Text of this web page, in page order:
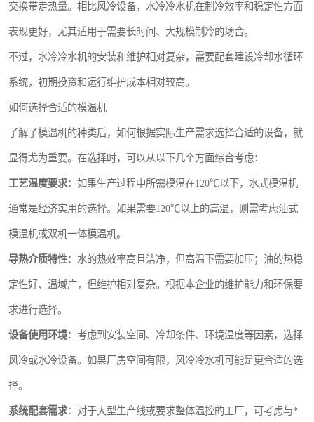
交换带走热量。相比风冷设备，水冷冷水机在制冷效率和稳定性方面
表现更好，尤其适用于需要长时间、大规模制冷的场合。
不过，水冷冷水机的安装和维护相对复杂，需要配套建设冷却水循环
系统，初期投资和运行维护成本相对较高。
如何选择合适的模温机
了解了模温机的种类后，如何根据实际生产需求选择合适的设备，就
显得尤为重要。在选择时，可以从以下几个方面综合考虑：
工艺温度要求：如果生产过程中所需模温在120℃以下，水式模温机
通常是经济实用的选择。如果需要120℃以上的高温，则需考虑油式
模温机或双机一体模温机。
导热介质特性：水的热效率高且洁净，但高温下需要加压；油的热稳
定性好、温域广，但维护相对复杂。根据本企业的维护能力和环保要
求进行选择。
设备使用环境：考虑到安装空间、冷却条件、环境温度等因素，选择
风冷或水冷设备。如果厂房空间有限，风冷冷水机可能是更合适的选
择。
系统配套需求：对于大型生产线或要求整体温控的工厂，可考虑与*